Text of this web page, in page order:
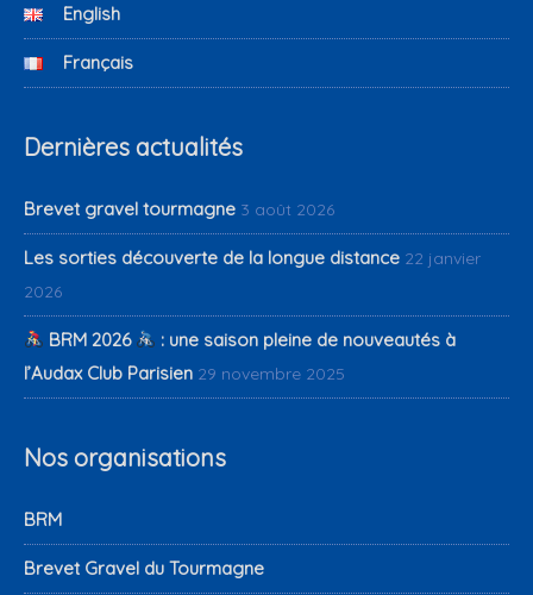
English
Français
Dernières actualités
Brevet gravel tourmagne 3 août 2026
Les sorties découverte de la longue distance 22 janvier
2026
BRM 2026
: une saison pleine de nouveautés à
l’Audax Club Parisien 29 novembre 2025
Nos organisations
BRM
Brevet Gravel du Tourmagne